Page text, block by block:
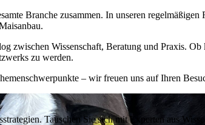
Branche zusammen. In unseren
zwischen Wissenschaft, Beratung und Praxis.
zu werden.
– wir freuen uns auf Ihren
Tauschen Sie sich mit Experten aus